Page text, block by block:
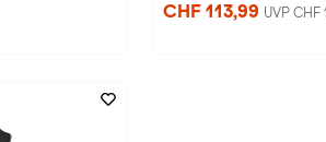
CHF 113,99 UVP CHF